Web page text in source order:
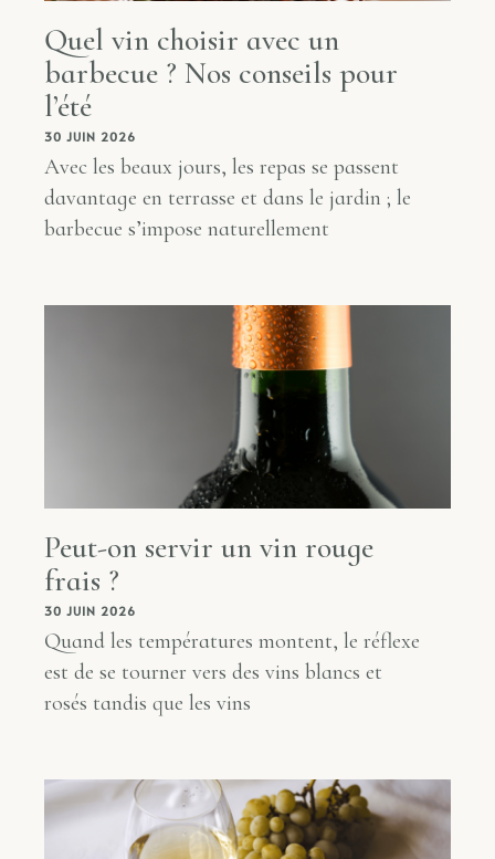
Quel vin choisir avec un
barbecue ? Nos conseils pour
l’été
30 JUIN 2026
Avec les beaux jours, les repas se passent
davantage en terrasse et dans le jardin ; le
barbecue s’impose naturellement
Peut-on servir un vin rouge
frais ?
30 JUIN 2026
Quand les températures montent, le réflexe
est de se tourner vers des vins blancs et
rosés tandis que les vins